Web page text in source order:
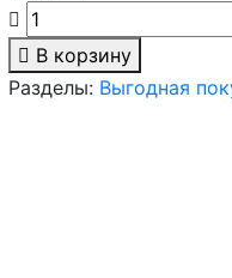
В корзину
Разделы: Выгодная